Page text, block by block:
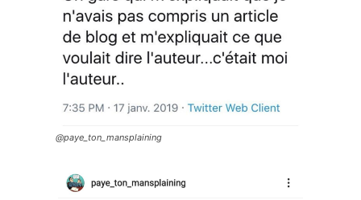
@paye_ton_mansplaining